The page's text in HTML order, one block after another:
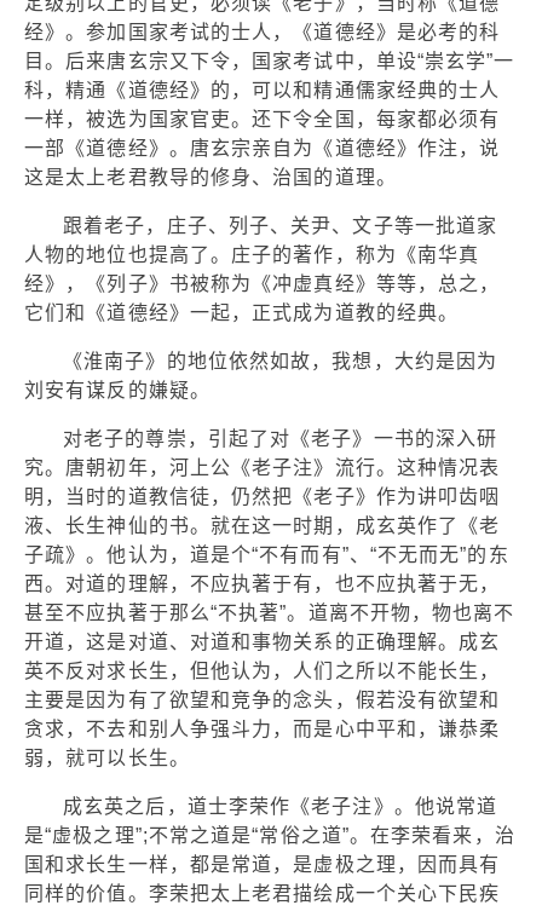
经》。参加国家考试的士人，《道德经》是必考的科
目。后来唐玄宗又下令，国家考试中，单设“崇玄学”一
科，精通《道德经》的，可以和精通儒家经典的士人
一样，被选为国家官吏。还下令全国，每家都必须有
一部《道德经》。唐玄宗亲自为《道德经》作注，说
这是太上老君教导的修身、治国的道理。
跟着老子，庄子、列子、关尹、文子等一批道家
人物的地位也提高了。庄子的著作，称为《南华真
经》，《列子》书被称为《冲虚真经》等等，总之，
它们和《道德经》一起，正式成为道教的经典。
《淮南子》的地位依然如故，我想，大约是因为
刘安有谋反的嫌疑。
对老子的尊崇，引起了对《老子》一书的深入研
究。唐朝初年，河上公《老子注》流行。这种情况表
明，当时的道教信徒，仍然把《老子》作为讲叩齿咽
液、长生神仙的书。就在这一时期，成玄英作了《老
子疏》。他认为，道是个“不有而有”、“不无而无”的东
西。对道的理解，不应执著于有，也不应执著于无，
甚至不应执著于那么“不执著”。道离不开物，物也离不
开道，这是对道、对道和事物关系的正确理解。成玄
英不反对求长生，但他认为，人们之所以不能长生，
主要是因为有了欲望和竞争的念头，假若没有欲望和
贪求，不去和别人争强斗力，而是心中平和，谦恭柔
弱，就可以长生。
成玄英之后，道士李荣作《老子注》。他说常道
是“虚极之理”;不常之道是“常俗之道”。在李荣看来，治
国和求长生一样，都是常道，是虚极之理，因而具有
同样的价值。李荣把太上老君描绘成一个关心下民疾